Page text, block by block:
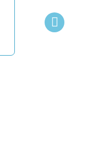
Charlie P.